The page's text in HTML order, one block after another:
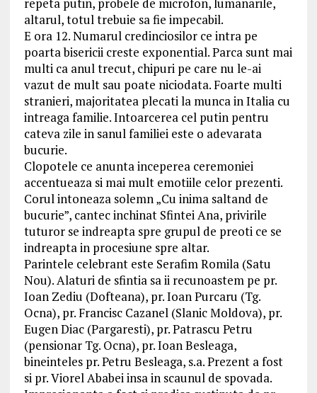
altarul, totul trebuie sa fie impecabil.
E ora 12. Numarul credinciosilor ce intra pe
poarta bisericii creste exponential. Parca sunt mai
multi ca anul trecut, chipuri pe care nu le-ai
vazut de mult sau poate niciodata. Foarte multi
stranieri, majoritatea plecati la munca in Italia cu
intreaga familie. Intoarcerea cel putin pentru
cateva zile in sanul familiei este o adevarata
bucurie.
Clopotele ce anunta inceperea ceremoniei
accentueaza si mai mult emotiile celor prezenti.
Corul intoneaza solemn „Cu inima saltand de
bucurie”, cantec inchinat Sfintei Ana, privirile
tuturor se indreapta spre grupul de preoti ce se
indreapta in procesiune spre altar.
Parintele celebrant este Serafim Romila (Satu
Nou). Alaturi de sfintia sa ii recunoastem pe pr.
Ioan Zediu (Dofteana), pr. Ioan Purcaru (Tg.
Ocna), pr. Francisc Cazanel (Slanic Moldova), pr.
Eugen Diac (Pargaresti), pr. Patrascu Petru
(pensionar Tg. Ocna), pr. Ioan Besleaga,
bineinteles pr. Petru Besleaga, s.a. Prezent a fost
si pr. Viorel Ababei insa in scaunul de spovada.